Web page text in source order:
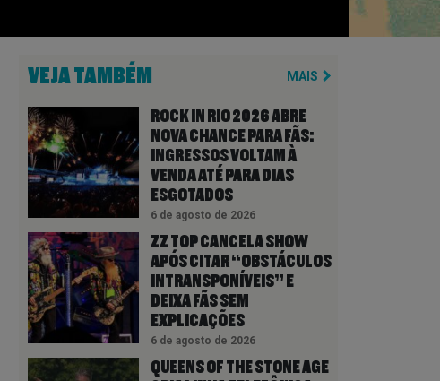
VEJA TAMBÉM MAIS
ROCK IN RIO 2026 ABRE
NOVA CHANCE PARA FÃS:
INGRESSOS VOLTAM À
VENDA ATÉ PARA DIAS
ESGOTADOS
6 de agosto de 2026
ZZ TOP CANCELA SHOW
APÓS CITAR “OBSTÁCULOS
INTRANSPONÍVEIS” E
DEIXA FÃS SEM
EXPLICAÇÕES
6 de agosto de 2026
QUEENS OF THE STONE AGE